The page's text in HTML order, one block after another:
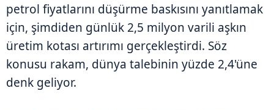
petrol fiyatlarını düşürme baskısını yanıtlamak
için, şimdiden günlük 2,5 milyon varili aşkın
üretim kotası artırımı gerçekleştirdi. Söz
konusu rakam, dünya talebinin yüzde 2,4'üne
denk geliyor.